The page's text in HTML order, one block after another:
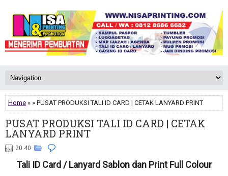
Home » » PUSAT PRODUKSI TALI ID CARD | CETAK LANYARD PRINT
PUSAT PRODUKSI TALI ID CARD | CETAK
LANYARD PRINT
20.40
Tali ID Card / Lanyard Sablon dan Print Full Colour